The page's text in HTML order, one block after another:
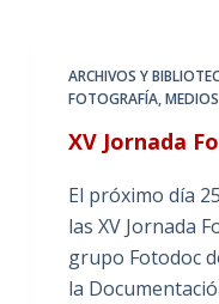
ARCHIVOS Y
FOTOGRAFÍA,
XV Jornada
El próximo día
las XV Jornada
grupo Fotodoc
la